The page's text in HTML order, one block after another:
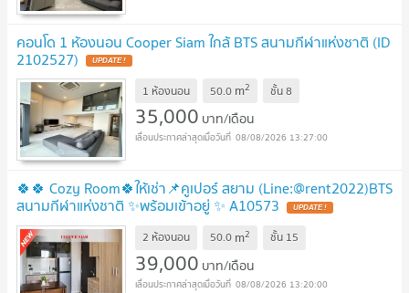
คอนโด 1 ห้องนอน Cooper Siam ใกล้ BTS สนามกีฬาแห่งชาติ (ID
2102527)
1 ห้องนอน 50.0 m2 ชั้น8
35,000 บาท/เดือน
08/08/2026 13:27:00
🍀🍀 Cozy Room🍀ให้เช่า📌คูเปอร์ สยาม (Line:@rent2022)BTS
สนามกีฬาแห่งชาติ ✨พร้อมเข้าอยู่ ✨ A10573
2 ห้องนอน 50.0 m2 ชั้น 15
39,000 บาท/เดือน
08/08/2026 13:20:00